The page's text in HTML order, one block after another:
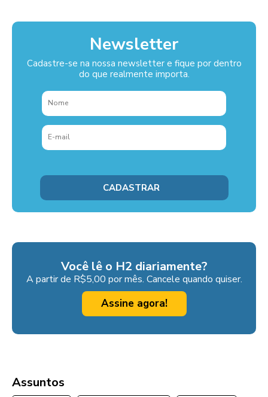
Newsletter
Cadastre-se na nossa newsletter e fique por dentro
do que realmente importa.
Você lê o H2 diariamente?
A partir de R$5,00 por mês. Cancele quando quiser.
Assine agora!
Assuntos